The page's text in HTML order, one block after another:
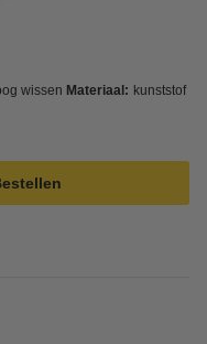
wissen Materiaal: kunststof